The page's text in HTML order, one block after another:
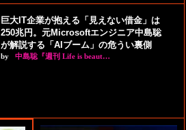
巨大IT企業が抱える「見えない借金」は
250兆円。元Microsoftエンジニア中島聡
が解説する「AIブーム」の危うい裏側
by 中島聡『週刊 Life is beaut…